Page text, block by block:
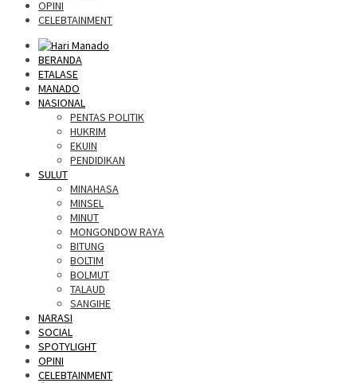
OPINI
CELEBTAINMENT
BERANDA
ETALASE
MANADO
NASIONAL
PENTAS POLITIK
HUKRIM
EKUIN
PENDIDIKAN
SULUT
MINAHASA
MINSEL
MINUT
MONGONDOW RAYA
BITUNG
BOLTIM
BOLMUT
TALAUD
SANGIHE
NARASI
SOCIAL
SPOTYLIGHT
OPINI
CELEBTAINMENT